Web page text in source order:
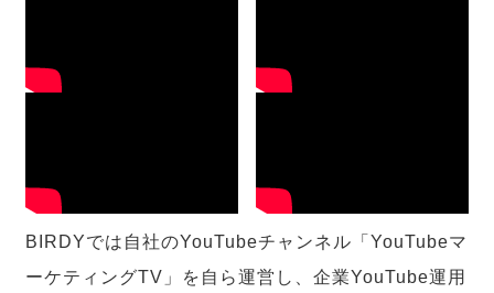
BIRDYでは自社のYouTubeチャンネル「YouTubeマ
ーケティングTV」を自ら運営し、企業YouTube運用